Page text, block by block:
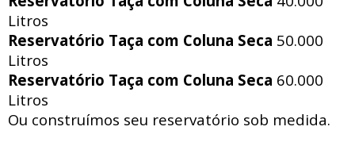
Litros
Reservatório Taça com Coluna Seca 50.000
Litros
Reservatório Taça com Coluna Seca 60.000
Litros
Ou construímos seu reservatório sob medida.